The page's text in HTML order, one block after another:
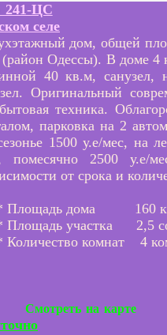
ЦС
селе
дом, общей
(район Одессы). В доме 4
40 кв.м, санузел,
Оригинальный
техника.
парковка на 2
1500 у.е/мес, на
помесячно 2500 у.е/
от срока и
дома
участка 2,5
комнат 4
Смотреть на карте